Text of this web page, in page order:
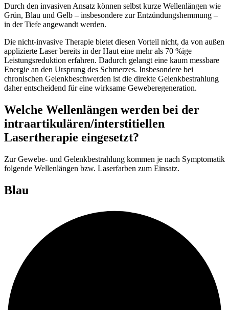
Durch den invasiven Ansatz können selbst kurze Wellenlängen wie
Grün, Blau und Gelb – insbesondere zur Entzündungshemmung –
in der Tiefe angewandt werden.
Die nicht-invasive Therapie bietet diesen Vorteil nicht, da von außen
applizierte Laser bereits in der Haut eine mehr als 70 %ige
Leistungsreduktion erfahren. Dadurch gelangt eine kaum messbare
Energie an den Ursprung des Schmerzes. Insbesondere bei
chronischen Gelenkbeschwerden ist die direkte Gelenkbestrahlung
daher entscheidend für eine wirksame Geweberegeneration.
Welche Wellenlängen werden bei der
intraartikulären/interstitiellen
Lasertherapie eingesetzt?
Zur Gewebe- und Gelenkbestrahlung kommen je nach Symptomatik
folgende Wellenlängen bzw. Laserfarben zum Einsatz.
Blau